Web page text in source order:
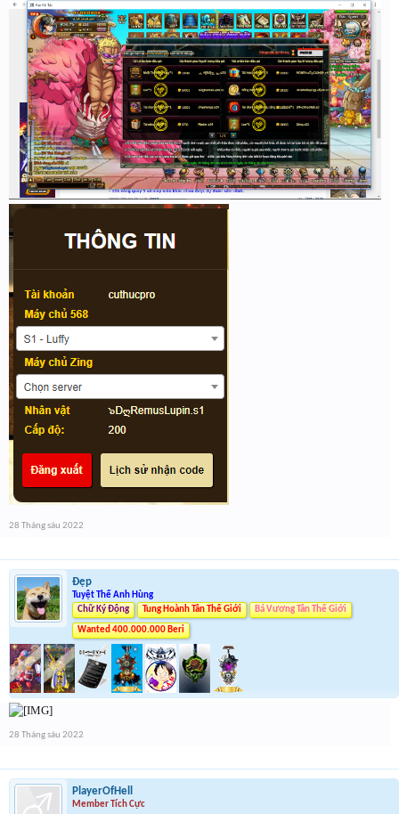
28 Tháng sáu 2022
Đẹp
Tuyệt Thế Anh Hùng
Chữ Ký Động
Tung Hoành Tân Thế Giới Bá Vương Tân Thế Giới
Wanted 400.000.000 Beri
28 Tháng sáu 2022
PlayerOfHell
Member Tích Cực